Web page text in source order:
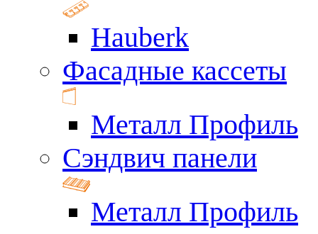
Hauberk
Фасадные кассеты
Металл Профиль
Сэндвич панели
Металл Профиль